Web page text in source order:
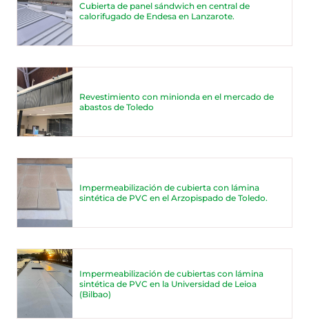
Cubierta de panel sándwich en central de
calorifugado de Endesa en Lanzarote.
Revestimiento con minionda en el mercado de
abastos de Toledo
Impermeabilización de cubierta con lámina
sintética de PVC en el Arzopispado de Toledo.
Impermeabilización de cubiertas con lámina
sintética de PVC en la Universidad de Leioa
(Bilbao)